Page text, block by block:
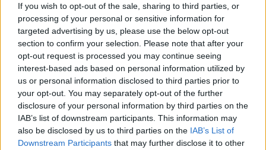
If you wish to opt-out of the sale, sharing to third parties, or
processing of your personal or sensitive information for
targeted advertising by us, please use the below opt-out
section to confirm your selection. Please note that after your
opt-out request is processed you may continue seeing
interest-based ads based on personal information utilized by
us or personal information disclosed to third parties prior to
your opt-out. You may separately opt-out of the further
disclosure of your personal information by third parties on the
IAB’s list of downstream participants. This information may
also be disclosed by us to third parties on the IAB’s List of
Downstream Participants that may further disclose it to other
Mai 2026
KOMMENTAR
JJ hat den Abend gerettet – der Rest des ESC-Halbfinales
war solide, aber kein Feuerwerk
Mai 2026
EXTRA
ESC-Halbfinale 2: Das sagen die Wettquoten – vier sicher,
sechs zittern, einer chancenlos!